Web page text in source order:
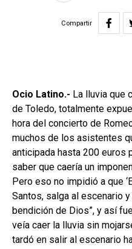
Compartir
Ocio Latino.- La lluvia que
de Toledo, totalmente
hora del concierto de
muchos de los asistentes
anticipada hasta 200 euros
saber que caería un
Pero eso no impidió a que
Santos, salga al escenario
bendición de Dios”, y así
veía caer la lluvia sin
tardó en salir al escenario